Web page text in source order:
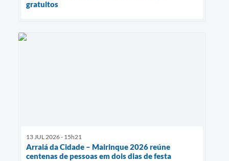
gratuitos
13 JUL 2026 - 15h21
Arraiá da Cidade – Mairinque 2026 reúne
centenas de pessoas em dois dias de festa